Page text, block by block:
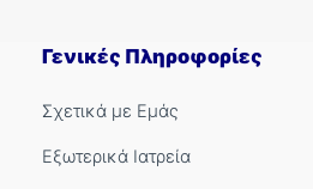
Γενικές Πληροφορίες
Σχετικά με Εμάς
Εξωτερικά Ιατρεία